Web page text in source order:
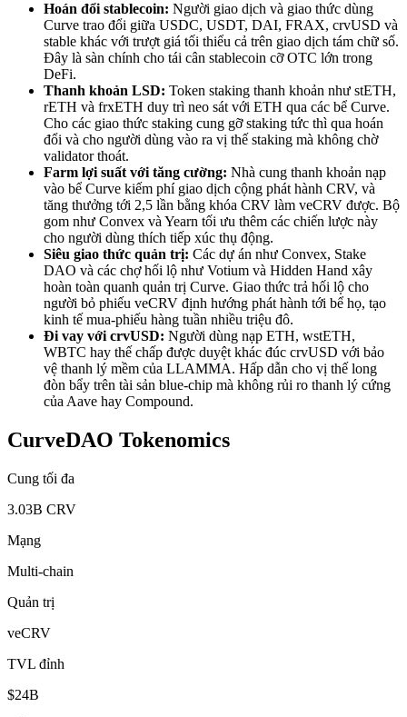
Hoán đổi stablecoin: Người giao dịch và giao thức dùng
Curve trao đổi giữa USDC, USDT, DAI, FRAX, crvUSD và
stable khác với trượt giá tối thiểu cả trên giao dịch tám chữ số.
Đây là sàn chính cho tái cân stablecoin cỡ OTC lớn trong
DeFi.
Thanh khoản LSD: Token staking thanh khoản như stETH,
rETH và frxETH duy trì neo sát với ETH qua các bể Curve.
Cho các giao thức staking cung gỡ staking tức thì qua hoán
đổi và cho người dùng vào ra vị thế staking mà không chờ
validator thoát.
Farm lợi suất với tăng cường: Nhà cung thanh khoản nạp
vào bể Curve kiếm phí giao dịch cộng phát hành CRV, và
tăng thưởng tới 2,5 lần bằng khóa CRV làm veCRV được. Bộ
gom như Convex và Yearn tối ưu thêm các chiến lược này
cho người dùng thích tiếp xúc thụ động.
Siêu giao thức quản trị: Các dự án như Convex, Stake
DAO và các chợ hối lộ như Votium và Hidden Hand xây
hoàn toàn quanh quản trị Curve. Giao thức trả hối lộ cho
người bỏ phiếu veCRV định hướng phát hành tới bể họ, tạo
kinh tế mua-phiếu hàng tuần nhiều triệu đô.
Đi vay với crvUSD: Người dùng nạp ETH, wstETH,
WBTC hay thế chấp được duyệt khác đúc crvUSD với bảo
vệ thanh lý mềm của LLAMMA. Hấp dẫn cho vị thế long
đòn bẩy trên tài sản blue-chip mà không rủi ro thanh lý cứng
của Aave hay Compound.
CurveDAO Tokenomics
Cung tối đa
3.03B CRV
Mạng
Multi-chain
Quản trị
veCRV
TVL đỉnh
$24B